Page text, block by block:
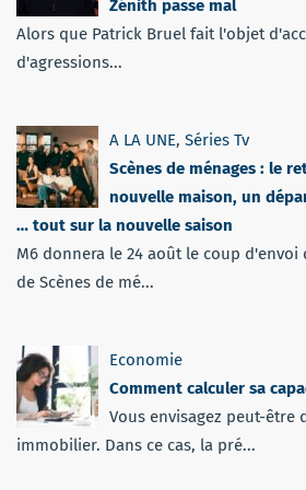
Zénith passe mal
Alors que Patrick Bruel fait l'objet
d'agressions...
A LA UNE, Séries Tv
Scènes de ménages : le
nouvelle maison, un
… tout sur la nouvelle saison
M6 donnera le 24 août le coup d'envoi
de Scènes de mé...
Economie
Comment calculer sa
Vous envisagez peut-être
immobilier. Dans ce cas, la pré...